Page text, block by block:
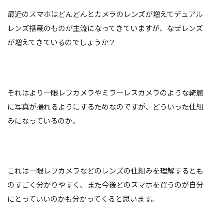
最近のスマホはどんどんとカメラのレンズが増えてデュアル
レンズ搭載のものが主流になってきていますが、なぜレンズ
が増えてきているのでしょうか？
それはより一眼レフカメラやミラーレスカメラのような綺麗
に写真が撮れるようにするためなのですが、どういった仕組
みになっているのか。
これは一眼レフカメラなどのレンズの仕組みを理解するとも
のすごく分かりやすく、また今後どのスマホを買うのが自分
にとっていいのかも分かってくると思います。